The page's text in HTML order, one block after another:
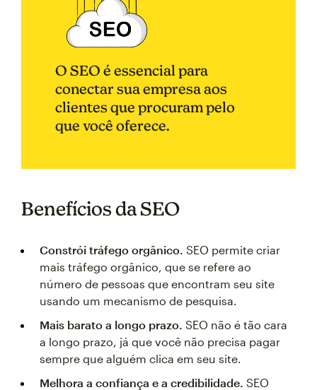
O SEO é essencial para
conectar sua empresa aos
clientes que procuram pelo
que você oferece.
Benefícios da SEO
Constrói tráfego orgânico. SEO permite criar
mais tráfego orgânico, que se refere ao
número de pessoas que encontram seu site
usando um mecanismo de pesquisa.
Mais barato a longo prazo. SEO não é tão cara
a longo prazo, já que você não precisa pagar
sempre que alguém clica em seu site.
Melhora a confiança e a credibilidade. SEO